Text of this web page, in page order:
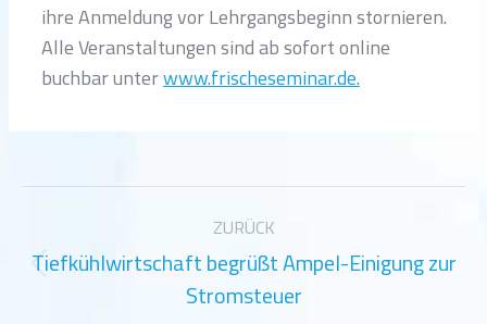
ihre Anmeldung vor Lehrgangsbeginn stornieren.
Alle Veranstaltungen sind ab sofort online
buchbar unterwww.frischeseminar.de.
Kommentarnavigation
ZURÜCK
Vorheriger
Beitrag:
Tiefkühlwirtschaft begrüßt Ampel-Einigung zur
Stromsteuer